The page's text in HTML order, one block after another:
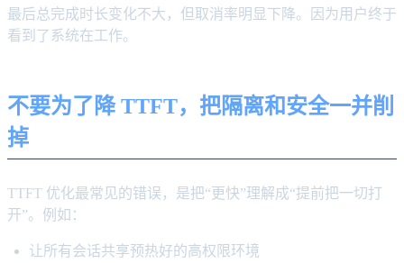
最后总完成时长变化不大，但取消率明显下降。因为用户终于
看到了系统在工作。
不要为了降 TTFT，把隔离和安全一并削
掉
TTFT 优化最常见的错误，是把“更快”理解成“提前把一切打
开”。例如：
让所有会话共享预热好的高权限环境